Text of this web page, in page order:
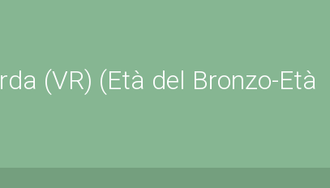
(VR) (Età del Bronzo-Età